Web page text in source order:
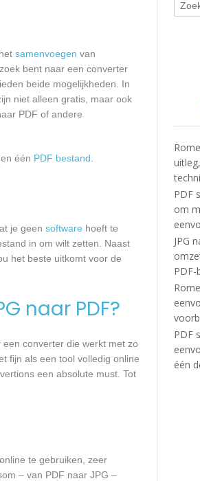
samenvoegen van
bent naar een converter
beide mogelijkheden. In
niet alleen gratis, maar ook
PDF of andere
één PDF bestand
je geen software hoeft te
in om wilt zetten. Naast
het beste uitkomt voor de
naar PDF?
converter die werkt met zo
fijn als een tool volledig online
een absolute must. Tot
te gebruiken, zeer
– van PDF naar JPG –
PDF
om
JPG
PDF-
PDF
één